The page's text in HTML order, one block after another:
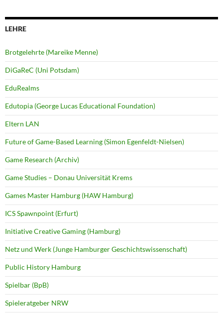
LEHRE
Brotgelehrte (Mareike Menne)
DiGaReC (Uni Potsdam)
EduRealms
Edutopia (George Lucas Educational Foundation)
Eltern LAN
Future of Game-Based Learning (Simon Egenfeldt-Nielsen)
Game Research (Archiv)
Game Studies – Donau Universität Krems
Games Master Hamburg (HAW Hamburg)
ICS Spawnpoint (Erfurt)
Initiative Creative Gaming (Hamburg)
Netz und Werk (Junge Hamburger Geschichtswissenschaft)
Public History Hamburg
Spielbar (BpB)
Spieleratgeber NRW